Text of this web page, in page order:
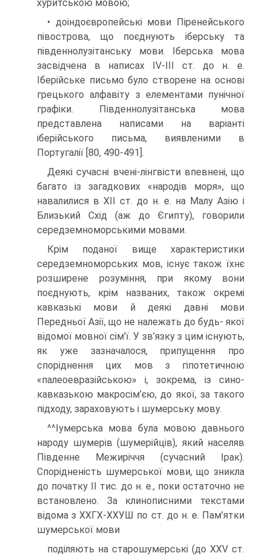
хуритською мовою;
• доіндоєвропейські мови Піренейського
півострова, що поєднують іберську та
південнолузітанську мови. Іберська мова
засвідчена в написах IV-III ст. до н. е.
Іберійське письмо було створене на основі
грецького алфавіту з елементами пунічної
графіки. Південнолузітанська мова
представлена на­писами на варіанті
іберійського письма, виявленими в
Португалії [80, 490-491].
Деякі сучасні вчені-лінгвісти впевнені, що
багато із загадкових «народів моря», що
навалилися в XII ст. до н. е. на Малу Азію і
Близький Схід (аж до Єгипту), говорили
середземноморськими мовами.
Крім поданої вище характеристики
середземноморських мов, існує також їхнє
розширене розуміння, при якому вони
поєднують, крім названих, також окремі
кавказькі мови й деякі давні мови
Передньої Азії, що не належать до будь- якої
відомої мовної сім’ї. У зв’язку з цим існують,
як уже зазначалося, припу­щення про
споріднення цих мов з гіпотетичною
«палеоевразійською» і, зокрема, із сино-
кавказькою макросім’єю, до якої, за такого
підходу, зараховують і шумер­ську мову.
^^Іумерська мова була мовою давнього
народу шумерів (шумерійців), який на­селяв
Південне Межиріччя (сучасний Ірак).
Спорідненість шумерської мови, що зникла
до початку II тис. до н. е., поки остаточно не
встановлено. За клинописни­ми текстами
відома з ХХГХ-ХХУШ по ст. до н. е. Пам’ятки
шумерської мови
поділяють на старошумерські (до XXV ст.